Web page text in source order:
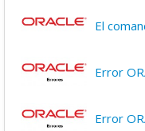
El
Error
Error